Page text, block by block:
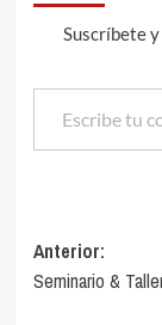
Suscríbete
Escribe tu correo electrónico…
de
Anterior:
Seminario &